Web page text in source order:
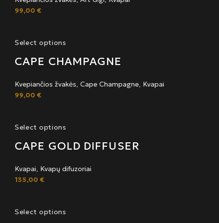
99,00 €
Select options
CAPE CHAMPAGNE
Kvepiančios žvakės, Cape Champagne, Kvapai
99,00 €
Select options
CAPE GOLD DIFFUSER
Kvapai, Kvapų difuzoriai
135,00 €
Select options